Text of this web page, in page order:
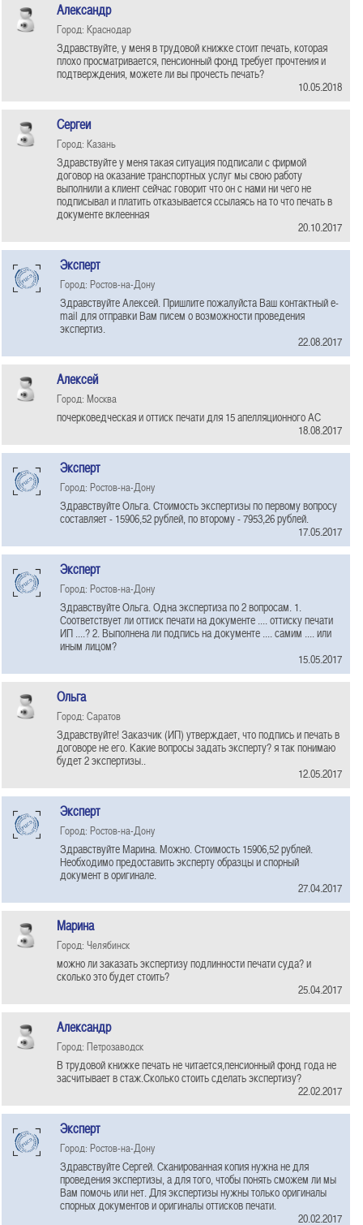
Александр
Город: Краснодар
Здравствуйте, у меня в трудовой книжке стоит печать, которая
плохо просматривается, пенсионный фонд требует прочтения и
подтверждения, можете ли вы прочесть печать?
10.05.2018
Сергеи
Город: Казань
Здравствуйте у меня такая ситуация подписали с фирмой
договор на оказание транспортных услуг мы свою работу
выполнили а клиент сейчас говорит что он с нами ни чего не
подписывал и платить отказывается ссылаясь на то что печать в
документе вклеенная
20.10.2017
Эксперт
Город: Ростов-на-Дону
Здравствуйте Алексей. Пришлите пожалуйста Ваш контактный e-
mail для отправки Вам писем о возможности проведения
экспертиз.
22.08.2017
Алексей
Город: Москва
почерковедческая и оттиск печати для 15 апелляционного АС
18.08.2017
Эксперт
Город: Ростов-на-Дону
Здравствуйте Ольга. Стоимость экспертизы по первому вопросу
составляет - 15906,52 рублей, по второму - 7953,26 рублей.
17.05.2017
Эксперт
Город: Ростов-на-Дону
Здравствуйте Ольга. Одна экспертиза по 2 вопросам. 1.
Соответствует ли оттиск печати на документе .... оттиску печати
ИП ....? 2. Выполнена ли подпись на документе .... самим .... или
иным лицом?
15.05.2017
Ольга
Город: Саратов
Здравствуйте! Заказчик (ИП) утверждает, что подпись и печать в
договоре не его. Какие вопросы задать эксперту? я так понимаю
будет 2 экспертизы..
12.05.2017
Эксперт
Город: Ростов-на-Дону
Здравствуйте Марина. Можно. Стоимость 15906,52 рублей.
Необходимо предоставить эксперту образцы и спорный
документ в оригинале.
27.04.2017
Марина
Город: Челябинск
можно ли заказать экспертизу подлинности печати суда? и
сколько это будет стоить?
25.04.2017
Александр
Город: Петрозаводск
В трудовой книжке печать не читается,пенсионный фонд года не
засчитывает в стаж.Сколько стоить сделать экспертизу?
22.02.2017
Эксперт
Город: Ростов-на-Дону
Здравствуйте Сергей. Сканированная копия нужна не для
проведения экспертизы, а для того, чтобы понять сможем ли мы
Вам помочь или нет. Для экспертизы нужны только оригиналы
спорных документов и оригиналы оттисков печати.
20.02.2017